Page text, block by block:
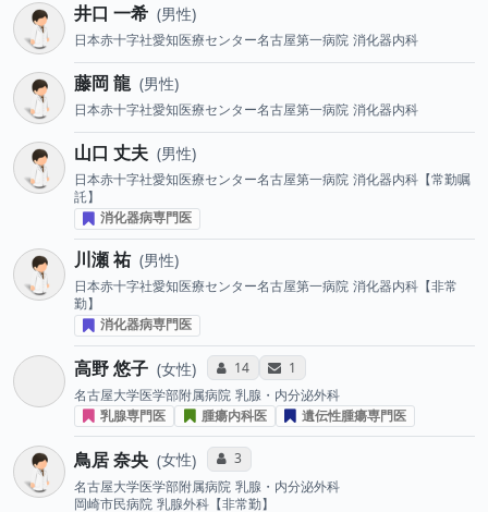
井口 一希 男性
日本赤十字社愛知医療センター名古屋第一病院 消化器内科
藤岡 龍 男性
日本赤十字社愛知医療センター名古屋第一病院 消化器内科
山口 丈夫 男性
日本赤十字社愛知医療センター名古屋第一病院 消化器内科【常勤嘱
託】
消化器病専門医
川瀬 祐 男性
日本赤十字社愛知医療センター名古屋第一病院 消化器内科【非常
勤】
消化器病専門医
高野 悠子 女性 コミュニケーション・タイプ投票数
14 サンキューレター送付数
1
名古屋大学医学部附属病院 乳腺・内分泌外科
乳腺専門医
腫瘍内科医 遺伝性腫瘍専門医
鳥居 奈央 女性 コミュニケーション・タイプ投票数
3
名古屋大学医学部附属病院 乳腺・内分泌外科
岡崎市民病院 乳腺外科【非常勤】